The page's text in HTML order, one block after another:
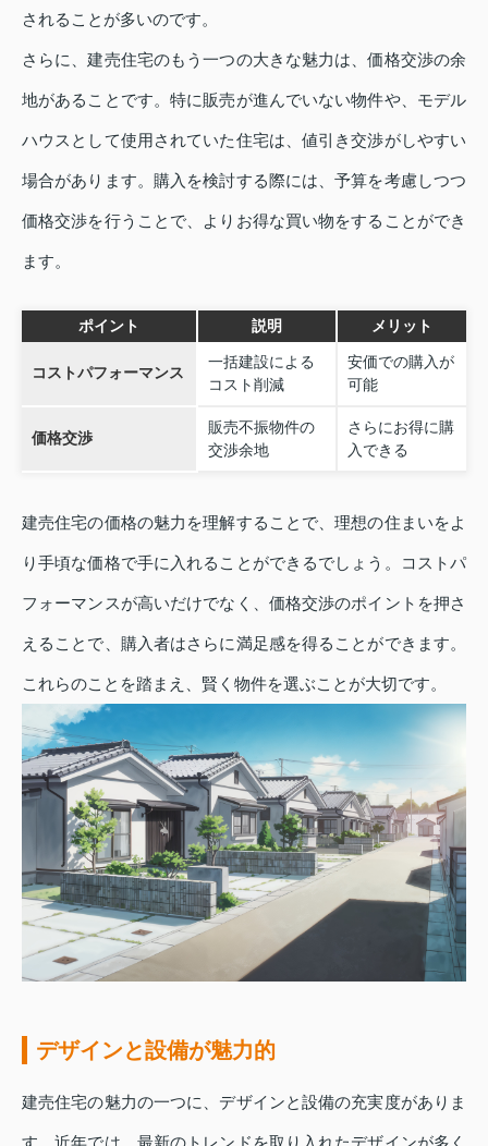
されることが多いのです。
さらに、建売住宅のもう一つの大きな魅力は、価格交渉の余
地があることです。特に販売が進んでいない物件や、モデル
ハウスとして使用されていた住宅は、値引き交渉がしやすい
場合があります。購入を検討する際には、予算を考慮しつつ
価格交渉を行うことで、よりお得な買い物をすることができ
ます。
ポイント 説明 メリット
コストパフォーマンス
一括建設による
コスト削減
安価での購入が
可能
価格交渉
販売不振物件の
交渉余地
さらにお得に購
入できる
建売住宅の価格の魅力を理解することで、理想の住まいをよ
り手頃な価格で手に入れることができるでしょう。コストパ
フォーマンスが高いだけでなく、価格交渉のポイントを押さ
えることで、購入者はさらに満足感を得ることができます。
これらのことを踏まえ、賢く物件を選ぶことが大切です。
デザインと設備が魅力的
建売住宅の魅力の一つに、デザインと設備の充実度がありま
す。近年では、最新のトレンドを取り入れたデザインが多く